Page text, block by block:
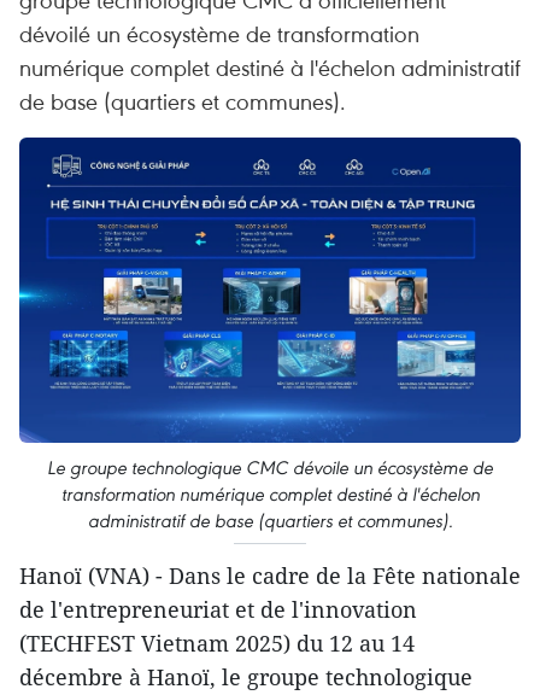
dévoilé un écosystème de transformation
numérique complet destiné à l'échelon administratif
de base (quartiers et communes).
Le groupe technologique CMC dévoile un écosystème de
transformation numérique complet destiné à l'échelon
administratif de base (quartiers et communes).
Hanoï (VNA) - Dans le cadre de la Fête nationale
de l'entrepreneuriat et de l'innovation
(TECHFEST Vietnam 2025) du 12 au 14
décembre à Hanoï, le groupe technologique